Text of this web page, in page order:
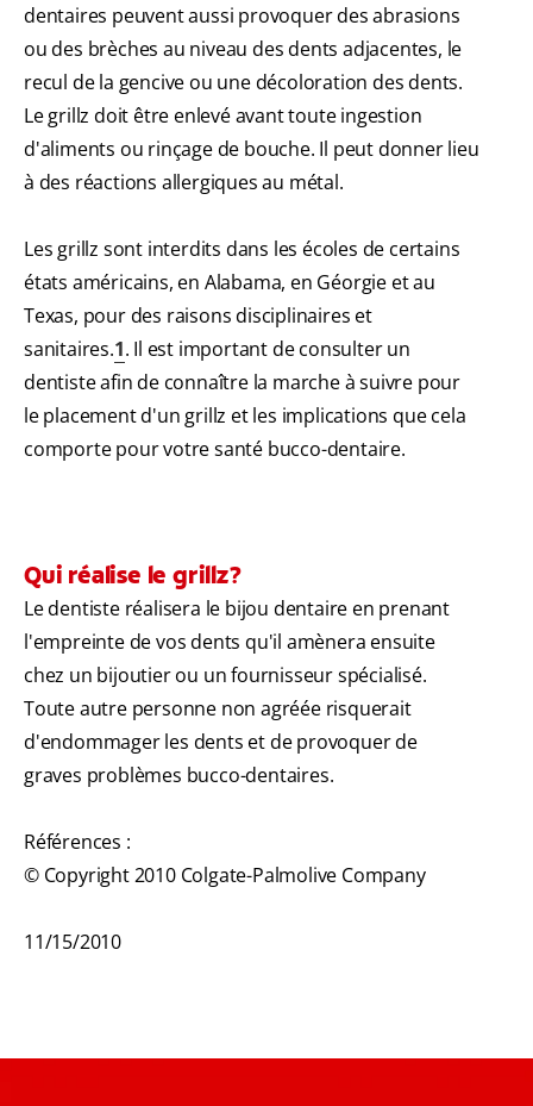
dentaires peuvent aussi provoquer des abrasions
ou des brèches au niveau des dents adjacentes, le
recul de la gencive ou une décoloration des dents.
Le grillz doit être enlevé avant toute ingestion
d'aliments ou rinçage de bouche. Il peut donner lieu
à des réactions allergiques au métal.
Les grillz sont interdits dans les écoles de certains
états américains, en Alabama, en Géorgie et au
Texas, pour des raisons disciplinaires et
sanitaires.1. Il est important de consulter un
dentiste afin de connaître la marche à suivre pour
le placement d'un grillz et les implications que cela
comporte pour votre santé bucco-dentaire.
Qui réalise le grillz?
Le dentiste réalisera le bijou dentaire en prenant
l'empreinte de vos dents qu'il amènera ensuite
chez un bijoutier ou un fournisseur spécialisé.
Toute autre personne non agréée risquerait
d'endommager les dents et de provoquer de
graves problèmes bucco-dentaires.
Références :
© Copyright 2010 Colgate-Palmolive Company
11/15/2010